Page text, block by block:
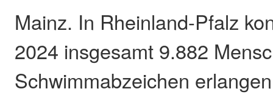
Mainz. In Rheinland-Pfalz
2024 insgesamt 9.882
Schwimmabzeichen